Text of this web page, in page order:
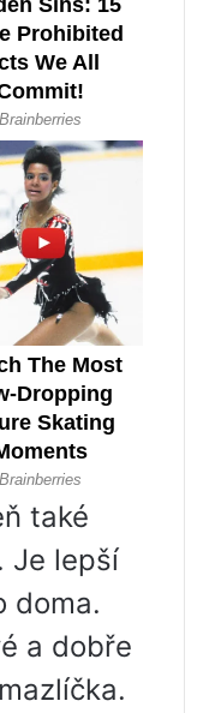
také
Je lepší
doma.
a dobře